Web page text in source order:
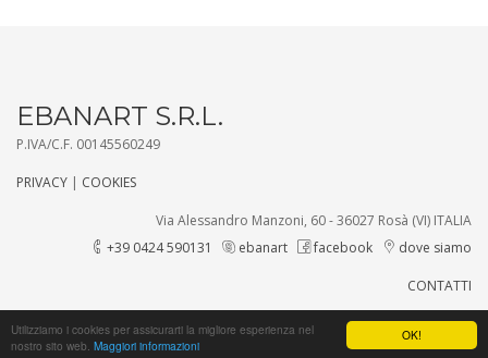
OK!
Utilizziamo i cookies per assicurarti la migliore esperienza nel
nostro sito web. Maggiori informazioni
EBANART S.R.L.
P.IVA/C.F. 00145560249
PRIVACY | COOKIES
Via Alessandro Manzoni, 60 - 36027 Rosà (VI) ITALIA
+39 0424 590131
ebanart facebook dove siamo
CONTATTI